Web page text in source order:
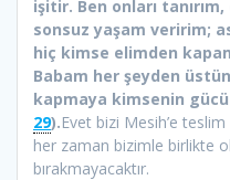
işitir. Ben onları
sonsuz yaşam veririm;
hiç kimse elimden
Babam her şeyden
kapmaya kimsenin
29).Evet bizi Mesih’e
her zaman bizimle birlikte
bırakmayacaktır.